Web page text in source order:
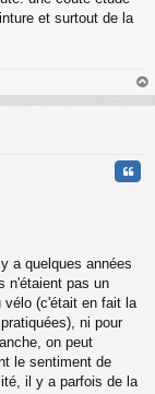
et surtout de la
au
a quelques années
n'étaient pas un
vélo (c'était en fait la
ni pour
on peut
le sentiment de
il y a parfois de la